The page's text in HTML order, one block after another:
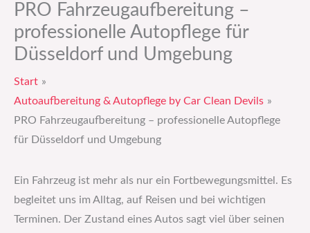
PRO Fahrzeugaufbereitung –
professionelle Autopflege für
Düsseldorf und Umgebung
Start
Autoaufbereitung & Autopflege by Car Clean Devils
PRO Fahrzeugaufbereitung – professionelle Autopflege
für Düsseldorf und Umgebung
Ein Fahrzeug ist mehr als nur ein Fortbewegungsmittel. Es
begleitet uns im Alltag, auf Reisen und bei wichtigen
Terminen. Der Zustand eines Autos sagt viel über seinen